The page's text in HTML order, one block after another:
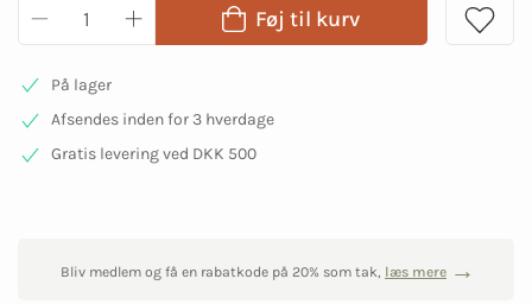
Føj til kurv
På lager
Afsendes inden for 3 hverdage
Gratis levering ved DKK 500
Bliv medlem og få en rabatkode på 20% som tak, læs mere